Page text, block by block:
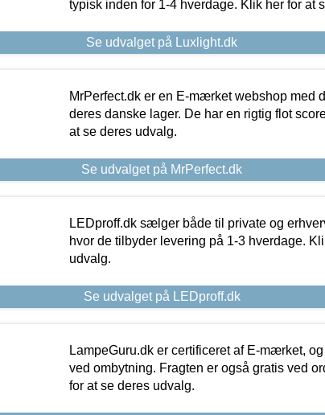
typisk inden for 1-4 hverdage. Klik her for at
Se udvalget på Luxlight.dk
MrPerfect.dk er en E-mærket webshop med
deres danske lager. De har en rigtig flot
at se deres udvalg.
Se udvalget på MrPerfect.dk
LEDproff.dk sælger både til private og
hvor de tilbyder levering på 1-3 hverdage.
udvalg.
Se udvalget på LEDproff.dk
LampeGuru.dk er certificeret af E-mærket,
ved ombytning. Fragten er også gratis ved
for at se deres udvalg.